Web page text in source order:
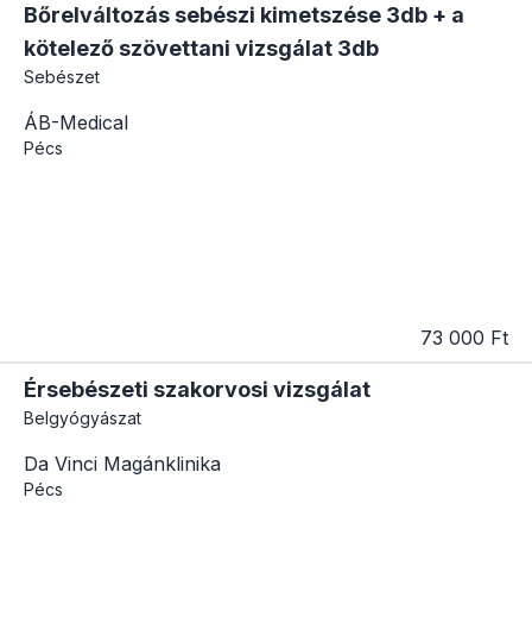
Bőrelváltozás sebészi kimetszése 3db + a
kötelező szövettani vizsgálat 3db
Sebészet
ÁB-Medical
Pécs
73 000 Ft
Érsebészeti szakorvosi vizsgálat
Belgyógyászat
Da Vinci Magánklinika
Pécs